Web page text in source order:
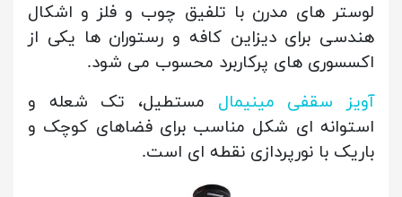
لوستر های مدرن با تلفیق چوب و فلز و اشکال
هندسی برای دیزاین کافه و رستوران ها یکی از
اکسسوری های پرکاربرد محسوب می شود.
آویز سقفی مینیمال مستطیل، تک شعله و
استوانه ای شکل مناسب برای فضاهای کوچک و
باریک با نورپردازی نقطه ای است.